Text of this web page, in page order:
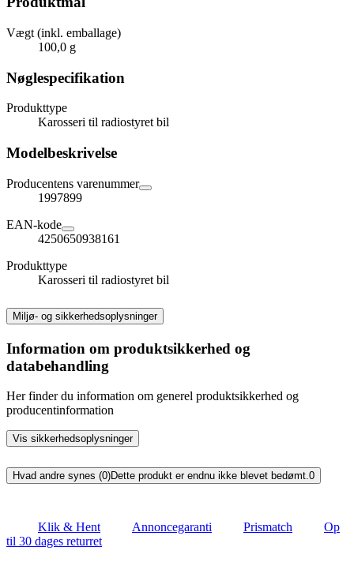
Vægt (inkl. emballage)
100,0 g
Nøglespecifikation
Produkttype
Karosseri til radiostyret bil
Modelbeskrivelse
Producentens varenummer
1997899
EAN-kode
4250650938161
Produkttype
Karosseri til radiostyret bil
Miljø- og sikkerhedsoplysninger
Information om produktsikkerhed og
databehandling
Her finder du information om generel produktsikkerhed og
producentinformation
Vis sikkerhedsoplysninger
Hvad andre synes (0)Dette produkt er endnu ikke blevet bedømt.0
Klik & Hent Annoncegaranti Prismatch
Op
til 30 dages returret